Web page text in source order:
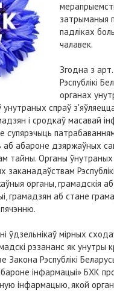
затрыманыя
падліках
чалавек.
Згодна з
Рэспублікі
органах
спраў
і сродкаў масавай
супярэчыць
аб абароне дзяржаўных
тайны. Органы
органы, грамадскія
грамадзян аб стане
ўдзельнікаў мірных
рэзананс як унутры
Закона Рэспублікі
інфармацыі» БХК
інфармацыю, якой